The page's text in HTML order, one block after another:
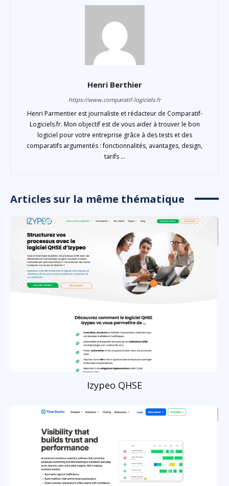
Henri Berthier
https://www.comparatif-logiciels.fr
Henri Parmentier est journaliste et rédacteur de Comparatif-
Logiciels.fr. Mon objectif est de vous aider à trouver le bon
logiciel pour votre entreprise grâce à des tests et des
comparatifs argumentés : fonctionnalités, avantages, design,
tarifs ...
Articles sur la même thématique
Izypeo QHSE